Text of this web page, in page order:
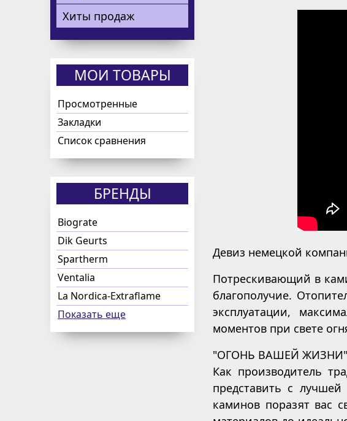
Хиты продаж
МОИ ТОВАРЫ
Просмотренные
Закладки
Список сравнения
БРЕНДЫ
Biograte
Dik Geurts
Spartherm
Ventalia
La Nordica-Extraflame
Показать еще
Девиз немецкой
Потрескивающий в
благополучие.
эксплуатации,
моментов при свете
"ОГОНЬ ВАШЕЙ ЖИЗНИ"
Как производитель
представить с
каминов поразят вас